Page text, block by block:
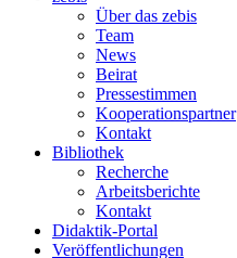
Über das zebis
Team
News
Beirat
Pressestimmen
Kooperationspartner
Kontakt
Bibliothek
Recherche
Arbeitsberichte
Kontakt
Didaktik-Portal
Veröffentlichungen